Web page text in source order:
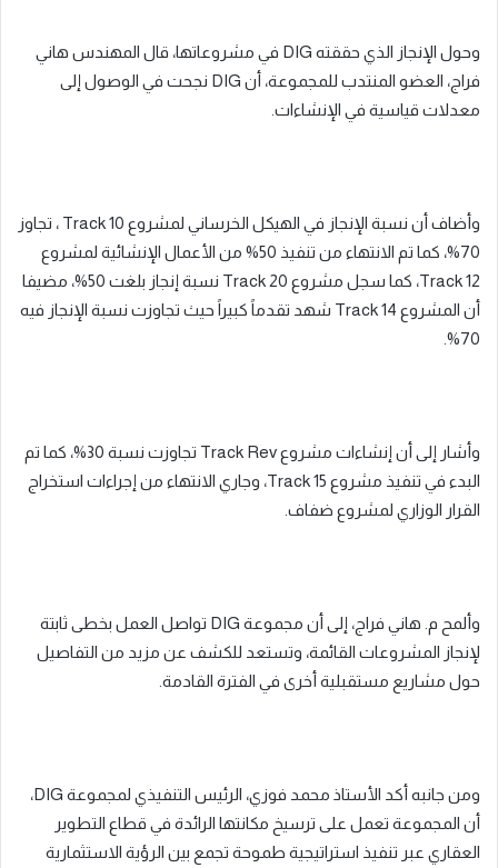
وحول الإنجاز الذي حققته DIG في مشروعاتها، قال المهندس هاني
فراج، العضو المنتدب للمجموعة، أن DIG نجحت في الوصول إلى
معدلات قياسية في الإنشاءات.
وأضاف أن نسبة الإنجاز في الهيكل الخرساني لمشروع Track 10 ، تجاوز
70%، كما تم الانتهاء من تنفيذ 50% من الأعمال الإنشائية لمشروع
Track 12، كما سجل مشروع Track 20 نسبة إنجاز بلغت 50%، مضيفا
أن المشروع Track 14 شهد تقدماً كبيراً حيث تجاوزت نسبة الإنجاز فيه
70%.
وأشار إلى أن إنشاءات مشروع Track Rev تجاوزت نسبة 30%، كما تم
البدء في تنفيذ مشروع Track 15، وجاري الانتهاء من إجراءات استخراج
القرار الوزاري لمشروع ضفاف.
وألمح م. هاني فراج، إلى أن مجموعة DIG تواصل العمل بخطى ثابتة
لإنجاز المشروعات القائمة، وتستعد للكشف عن مزيد من التفاصيل
حول مشاريع مستقبلية أخرى في الفترة القادمة.
ومن جانبه أكد الأستاذ محمد فوزي، الرئيس التنفيذي لمجموعة DIG،
أن المجموعة تعمل على ترسيخ مكانتها الرائدة في قطاع التطوير
العقاري عبر تنفيذ استراتيجية طموحة تجمع بين الرؤية الاستثمارية